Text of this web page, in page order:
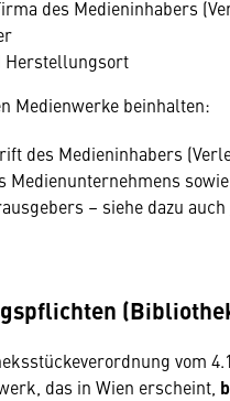
des Medieninhabers
Herstellungsort
Medienwerke beinhalten:
des Medieninhabers
Medienunternehmens
– siehe dazu auch
vom
das in Wien erscheint,